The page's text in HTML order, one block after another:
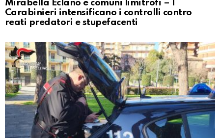
Mirabella Eclano e comuni limitrofi – I
Carabinieri intensificano i controlli contro
reati predatori e stupefacenti